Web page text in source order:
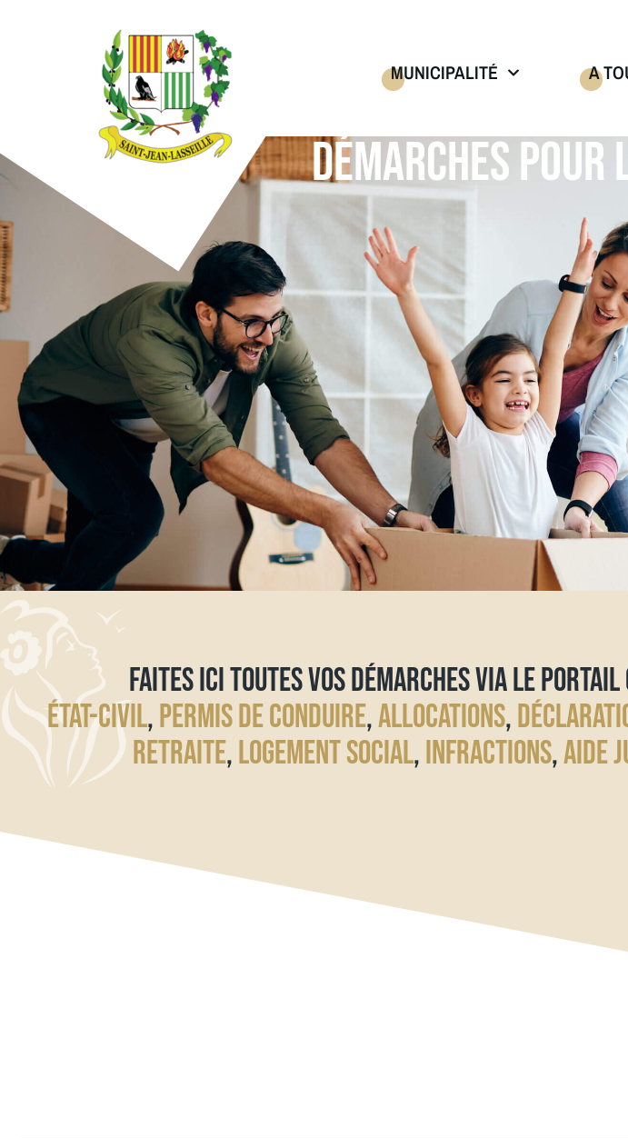
MUNICIPALITÉ A
DÉMARCHES POUR
FAITES ICI TOUTES VOS DÉMARCHES VIA LE
ÉTAT-CIVIL,PERMIS DE CONDUIRE,ALLOCATIONS,
RETRAITE,LOGEMENT SOCIAL,INFRACTIONS,AIDE